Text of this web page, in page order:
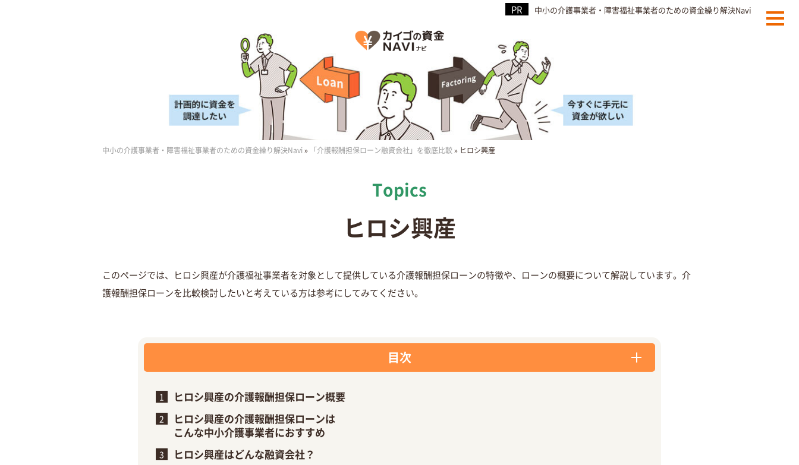
中小の介護事業者・障害福祉事業者のための資金繰り解決Navi
中小の介護事業者・障害福祉事業者のための資金繰り解決Navi» 「介護報酬担保ローン融資会社」を徹底比較» ヒロシ興産
ヒロシ興産
このページでは、ヒロシ興産が介護福祉事業者を対象として提供している介護報酬担保ローンの特徴や、ローンの概要について解説しています。介
護報酬担保ローンを比較検討したいと考えている方は参考にしてみてください。
目次
ヒロシ興産の介護報酬担保ローン概要
ヒロシ興産の介護報酬担保ローンは
こんな中小介護事業者におすすめ
ヒロシ興産はどんな融資会社？